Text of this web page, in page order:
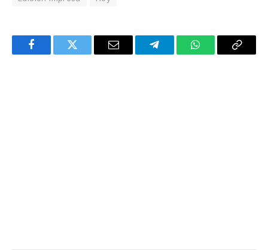
FacebookTwitter Email TelegramWhatsAppCopy